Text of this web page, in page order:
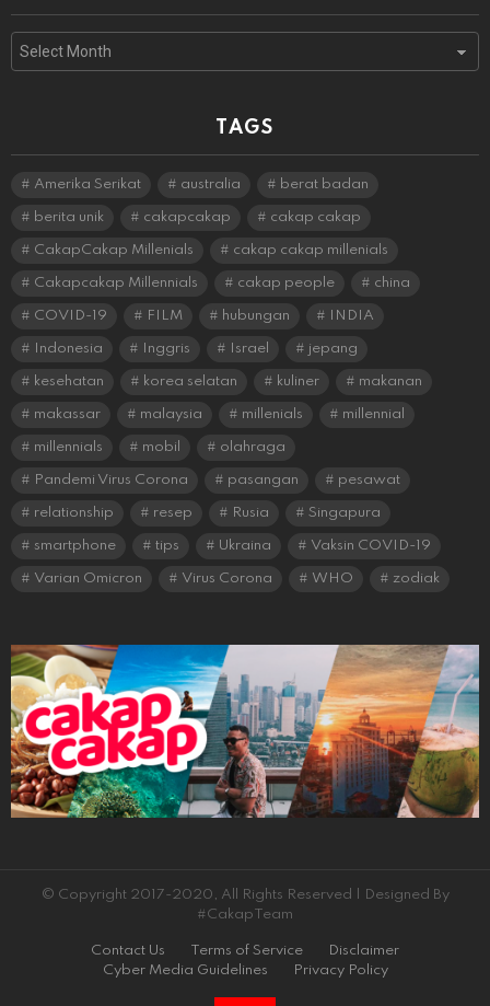
TAGS
Amerika Serikat australia berat badan
berita unik cakapcakap cakap cakap
CakapCakap Millenials cakap cakap millenials
Cakapcakap Millennials cakap people china
COVID-19 FILM hubungan INDIA
Indonesia Inggris Israel jepang
kesehatan korea selatan kuliner makanan
makassar malaysia millenials millennial
millennials mobil olahraga
Pandemi Virus Corona pasangan pesawat
relationship resep Rusia Singapura
smartphone tips Ukraina Vaksin COVID-19
Varian Omicron Virus Corona WHO zodiak
© Copyright 2017-2020, All Rights Reserved | Designed By
#CakapTeam
Contact Us Terms of Service
Disclaimer
Cyber Media Guidelines
Privacy Policy